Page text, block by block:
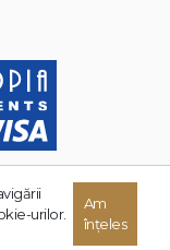
rezervate.
urilor.
Am
înțeles